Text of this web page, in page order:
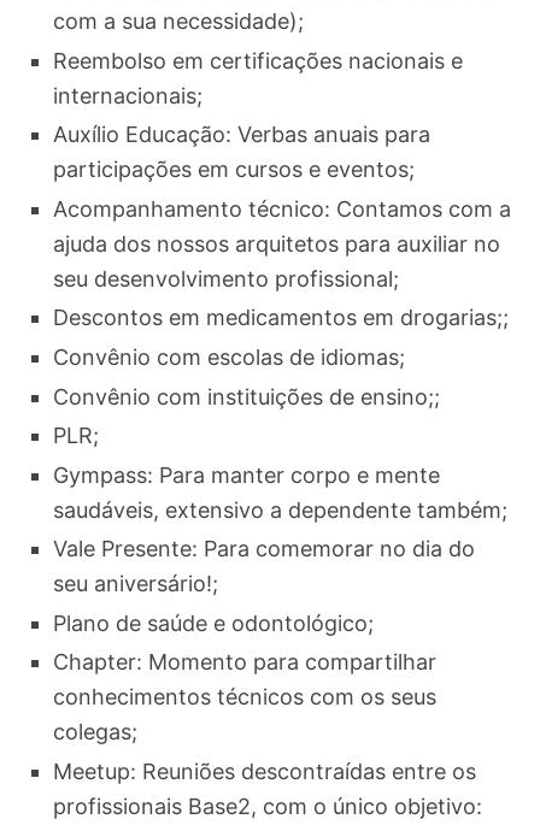
com a sua necessidade);
Reembolso em certificações nacionais e
internacionais;
Auxílio Educação: Verbas anuais para
participações em cursos e eventos;
Acompanhamento técnico: Contamos com a
ajuda dos nossos arquitetos para auxiliar no
seu desenvolvimento profissional;
Descontos em medicamentos em drogarias;;
Convênio com escolas de idiomas;
Convênio com instituições de ensino;;
PLR;
Gympass: Para manter corpo e mente
saudáveis, extensivo a dependente também;
Vale Presente: Para comemorar no dia do
seu aniversário!;
Plano de saúde e odontológico;
Chapter: Momento para compartilhar
conhecimentos técnicos com os seus
colegas;
Meetup: Reuniões descontraídas entre os
profissionais Base2, com o único objetivo: